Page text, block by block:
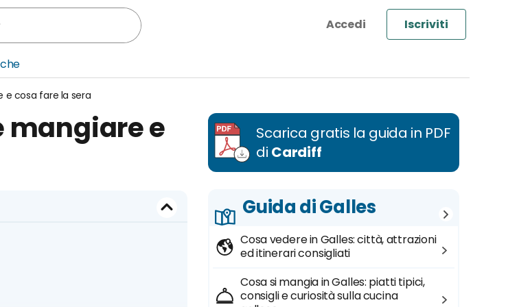
Iscriviti
e cosa fare la sera
mangiare e
Scarica gratis la guida in PDF
di Cardiff
Guida di Galles
Cosa vedere in Galles: città, attrazioni
ed itinerari consigliati
Cosa si mangia in Galles: piatti tipici,
consigli e curiosità sulla cucina